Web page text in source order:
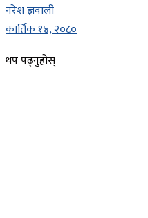
नरेश ज्ञवाली
कार्तिक १४, २०८०
थप पढ्नुहोस्Details